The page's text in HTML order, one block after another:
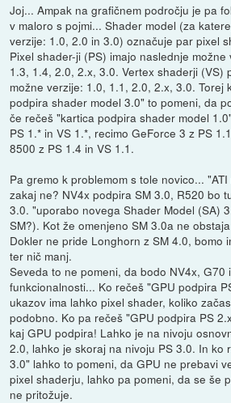
Joj... Ampak na grafičnem področju je pa
v maloro s pojmi... Shader model (za
verzije: 1.0, 2.0 in 3.0) označuje par pixel
Pixel shader-ji (PS) imajo naslednje
1.3, 1.4, 2.0, 2.x, 3.0. Vertex shaderji (VS)
možne verzije: 1.0, 1.1, 2.0, 2.x, 3.0. Torej
podpira shader model 3.0" to pomeni, da
če rečeš "kartica podpira shader model
PS 1.* in VS 1.*, recimo GeForce 3 z PS
8500 z PS 1.4 in VS 1.1.
Pa gremo k problemom s tole novico...
zakaj ne? NV4x podpira SM 3.0, R520 bo
3.0. "uporabo novega Shader Model (SA)
SM?). Kot že omenjeno SM 3.0a ne
Dokler ne pride Longhorn z SM 4.0, bomo
ter nič manj.
Seveda to ne pomeni, da bodo NV4x, G70
funkcionalnosti... Ko rečeš "GPU podpira
ukazov ima lahko pixel shader, koliko
podobno. Ko pa rečeš "GPU podpira PS
kaj GPU podpira! Lahko je na nivoju
2.0, lahko je skoraj na nivoju PS 3.0. In ko
3.0" lahko to pomeni, da GPU ne prebavi
pixel shaderju, lahko pa pomeni, da se še
ne pritožuje.